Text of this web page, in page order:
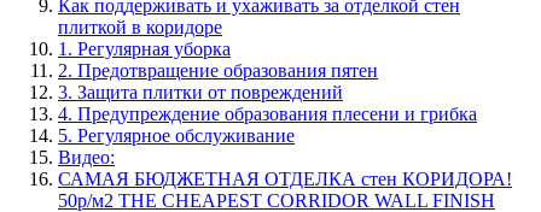
Как поддерживать и ухаживать за отделкой стен
плиткой в коридоре
1. Регулярная уборка
2. Предотвращение образования пятен
3. Защита плитки от повреждений
4. Предупреждение образования плесени и грибка
5. Регулярное обслуживание
Видео:
САМАЯ БЮДЖЕТНАЯ ОТДЕЛКА стен КОРИДОРА!
50р/м2 THE CHEAPEST CORRIDOR WALL FINISH